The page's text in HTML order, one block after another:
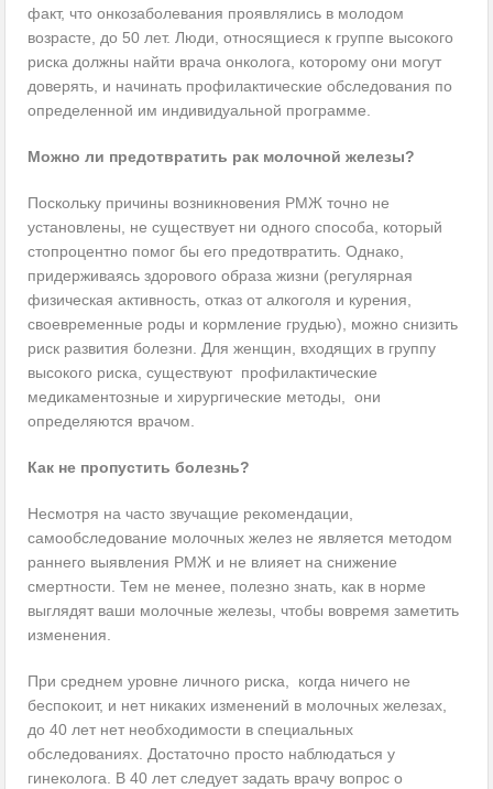
факт, что онкозаболевания проявлялись в молодом
возрасте, до 50 лет. Люди, относящиеся к группе высокого
риска должны найти врача онколога, которому они могут
доверять, и начинать профилактические обследования по
определенной им индивидуальной программе.
Можно ли предотвратить рак молочной железы?
Поскольку причины возникновения РМЖ точно не
установлены, не существует ни одного способа, который
стопроцентно помог бы его предотвратить. Однако,
придерживаясь здорового образа жизни (регулярная
физическая активность, отказ от алкоголя и курения,
своевременные роды и кормление грудью), можно снизить
риск развития болезни. Для женщин, входящих в группу
высокого риска, существуют профилактические
медикаментозные и хирургические методы, они
определяются врачом.
Как не пропустить болезнь?
Несмотря на часто звучащие рекомендации,
самообследование молочных желез не является методом
раннего выявления РМЖ и не влияет на снижение
смертности. Тем не менее, полезно знать, как в норме
выглядят ваши молочные железы, чтобы вовремя заметить
изменения.
При среднем уровне личного риска, когда ничего не
беспокоит, и нет никаких изменений в молочных железах,
до 40 лет нет необходимости в специальных
обследованиях. Достаточно просто наблюдаться у
гинеколога. В 40 лет следует задать врачу вопрос о